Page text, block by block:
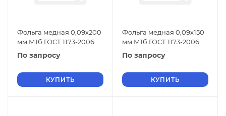
Фольга медная 0,09х200
мм М1б ГОСТ 1173-2006
По запросу
КУПИТЬ
Фольга медная 0,09х150
мм М1б ГОСТ 1173-2006
По запросу
КУПИТЬ